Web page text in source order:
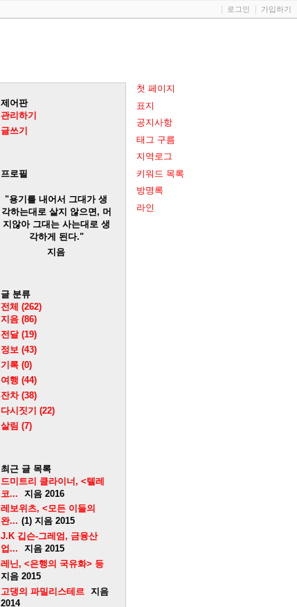
첫 페이지
표지
공지사항
태그 구름
지역로그
키워드 목록
방명록
라인
제어판
관리하기
글쓰기
프로필
"용기를 내어서 그대가 생
각하는대로 살지 않으면, 머
지않아 그대는 사는대로 생
각하게 된다."
지음
글 분류
전체 (262)
지음 (86)
전달 (19)
정보 (43)
기록 (0)
여행 (44)
잔차 (38)
다시짓기 (22)
살림 (7)
최근 글 목록
드미트리 클라이너, <텔레
코...
지음 2016
레보위츠, <모든 이들의
완... (1) 지음 2015
J.K 깁슨-그레엄, 금융산
업...
지음 2015
레닌, <은행의 국유화> 등
지음 2015
고댕의 파밀리스테르
지음
2014
로그인 가입하기